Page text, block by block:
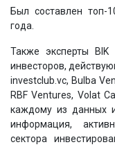
Был составлен топ-
года.
Также эксперты BIK
инвесторов,
investclub.vc, Bulba
RBF Ventures, Volat
каждому из данных
информация,
сектора